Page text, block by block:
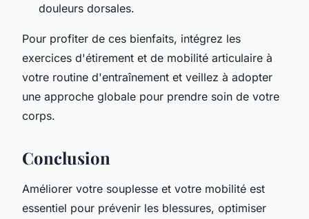
douleurs dorsales.
Pour profiter de ces bienfaits, intégrez les
exercices d'étirement et de mobilité articulaire à
votre routine d'entraînement et veillez à adopter
une approche globale pour prendre soin de votre
corps.
Conclusion
Améliorer votre souplesse et votre mobilité est
essentiel pour prévenir les blessures, optimiser